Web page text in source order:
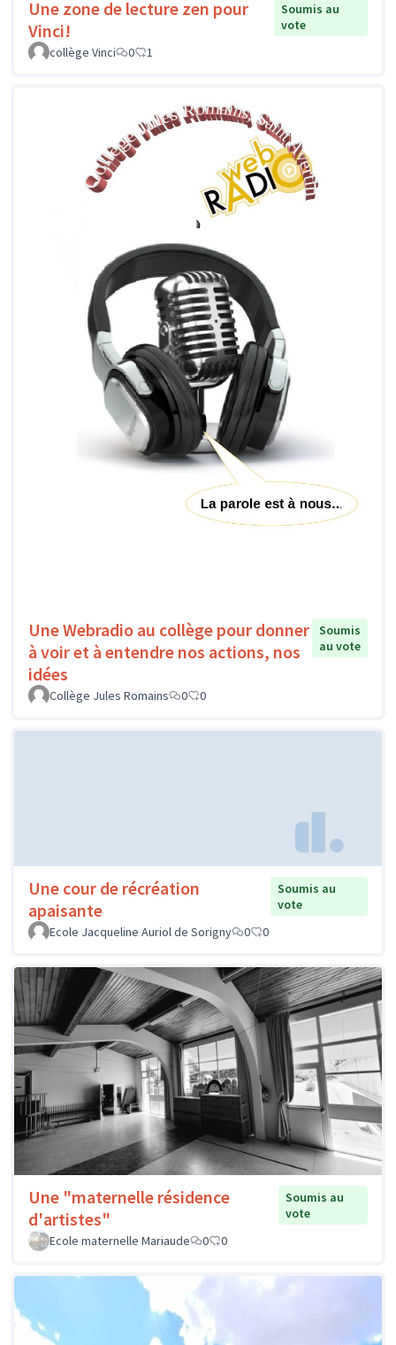
Une zone de lecture zen pour
Vinci!
Soumis au
vote
collège Vinci
0 1
Une Webradio au collège pour donner
à voir et à entendre nos actions, nos
idées
Soumis
au vote
Collège Jules Romains 0 0
Une cour de récréation
apaisante
Soumis au
vote
Ecole Jacqueline Auriol de Sorigny
0 0
Une "maternelle résidence
d'artistes"
Soumis au
vote
Ecole maternelle Mariaude
0 0